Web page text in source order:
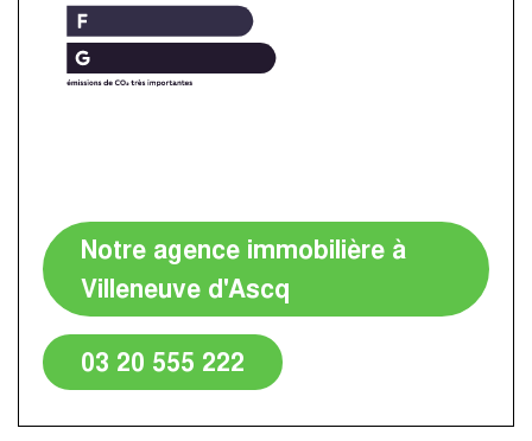
Notre agence immobilière à
Villeneuve d'Ascq
03 20 555 222